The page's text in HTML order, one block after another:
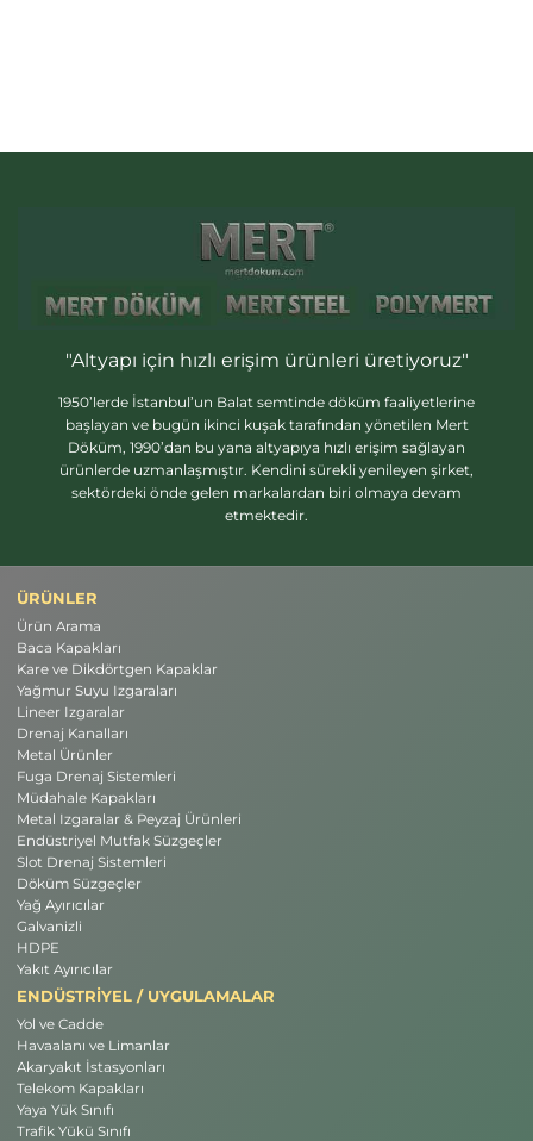
"Altyapı için hızlı erişim ürünleri üretiyoruz"
1950’lerde İstanbul’un Balat semtinde döküm faaliyetlerine
başlayan ve bugün ikinci kuşak tarafından yönetilen Mert
Döküm, 1990’dan bu yana altyapıya hızlı erişim sağlayan
ürünlerde uzmanlaşmıştır. Kendini sürekli yenileyen şirket,
sektördeki önde gelen markalardan biri olmaya devam
etmektedir.
ÜRÜNLER
Ürün Arama
Baca Kapakları
Kare ve Dikdörtgen Kapaklar
Yağmur Suyu Izgaraları
Lineer Izgaralar
Drenaj Kanalları
Metal Ürünler
Fuga Drenaj Sistemleri
Müdahale Kapakları
Metal Izgaralar & Peyzaj Ürünleri
Endüstriyel Mutfak Süzgeçler
Slot Drenaj Sistemleri
Döküm Süzgeçler
Yağ Ayırıcılar
Galvanizli
HDPE
Yakıt Ayırıcılar
ENDÜSTRİYEL / UYGULAMALAR
Yol ve Cadde
Havaalanı ve Limanlar
Akaryakıt İstasyonları
Telekom Kapakları
Yaya Yük Sınıfı
Trafik Yükü Sınıfı